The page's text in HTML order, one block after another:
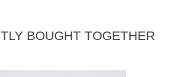
BOUGHT TOGETHER